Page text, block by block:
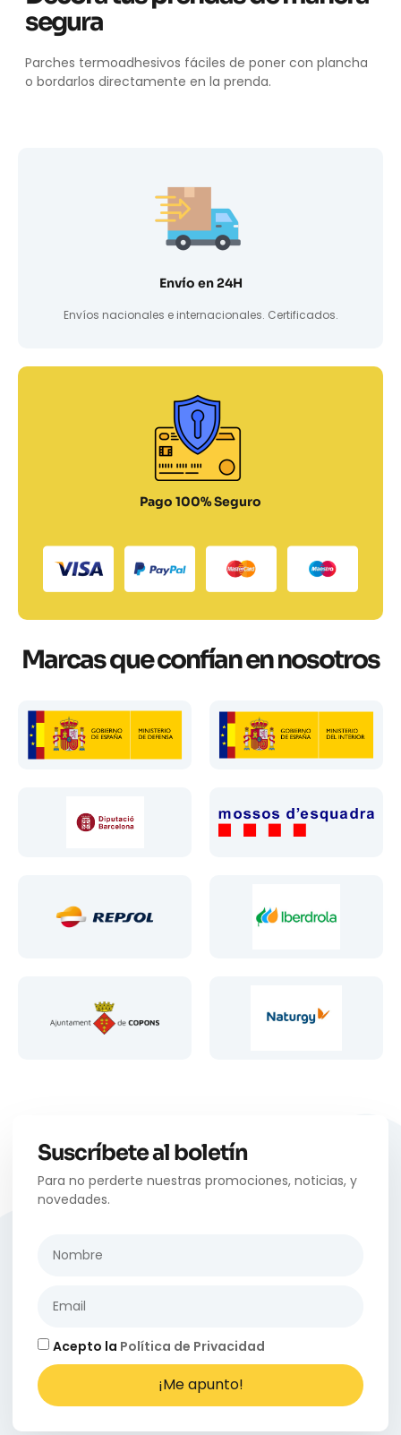
segura
Parches termoadhesivos fáciles de poner con plancha
o bordarlos directamente en la prenda.
Envío en 24H
Envíos nacionales e internacionales. Certificados.
Pago 100% Seguro
Marcas que confían en nosotros
Suscríbete al boletín
Para no perderte nuestras promociones, noticias, y
novedades.
Acepto la Política de Privacidad
¡Me apunto!